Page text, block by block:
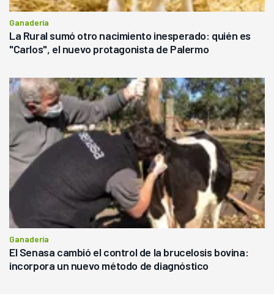
Ganadería
La Rural sumó otro nacimiento inesperado: quién es
"Carlos", el nuevo protagonista de Palermo
Ganadería
El Senasa cambió el control de la brucelosis bovina:
incorpora un nuevo método de diagnóstico